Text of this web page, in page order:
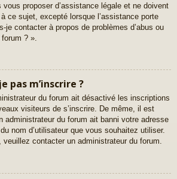
proposer d’assistance légale et ne doivent
ce sujet, excepté lorsque l’assistance porte
je contacter à propos de problèmes d’abus ou
? ».
pas m’inscrire ?
du forum ait désactivé les inscriptions
visiteurs de s’inscrire. De même, il est
administrateur du forum ait banni votre adresse
nom d’utilisateur que vous souhaitez utiliser.
veuillez contacter un administrateur du forum.